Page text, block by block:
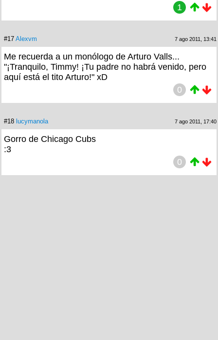
1
#17 Alexvm 7 ago 2011, 13:41
Me recuerda a un monólogo de Arturo Valls...
"¡Tranquilo, Timmy! ¡Tu padre no habrá venido, pero
aquí está el tito Arturo!" xD
0
#18 lucymanola 7 ago 2011, 17:40
Gorro de Chicago Cubs
:3
0